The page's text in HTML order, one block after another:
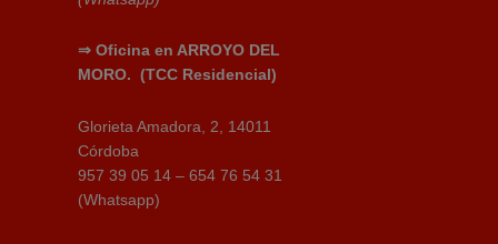
⇒ Oficina en ARROYO DEL
MORO. (TCC Residencial)
Glorieta Amadora, 2, 14011
Córdoba
957 39 05 14 – 654 76 54 31
(Whatsapp)